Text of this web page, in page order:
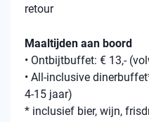
retour
Maaltijden aan boord
• Ontbijtbuffet: € 13,-
• All-inclusive
4-15 jaar)
* inclusief bier, wijn,